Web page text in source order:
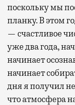
поскольку мы
планку. В этом
— счастливое
уже два года,
начинает
начинает
дня я получил
что атмосфера